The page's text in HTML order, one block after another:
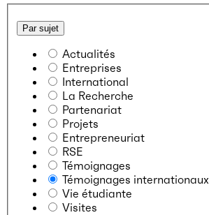
Par sujet
Actualités
Entreprises
International
La Recherche
Partenariat
Projets
Entrepreneuriat
RSE
Témoignages
Témoignages internationaux
Vie étudiante
Visites